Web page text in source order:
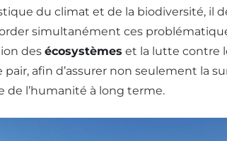
du climat et de la biodiversité, il
simultanément ces
des écosystèmes et la lutte contre
afin d’assurer non seulement la
de l’humanité à long terme.